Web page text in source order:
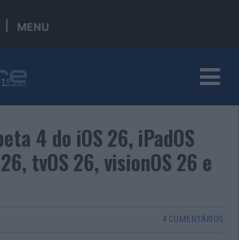
MENU
4 do iOS 26, iPadOS
tvOS 26, visionOS 26 e
4 COMENTÁRIOS